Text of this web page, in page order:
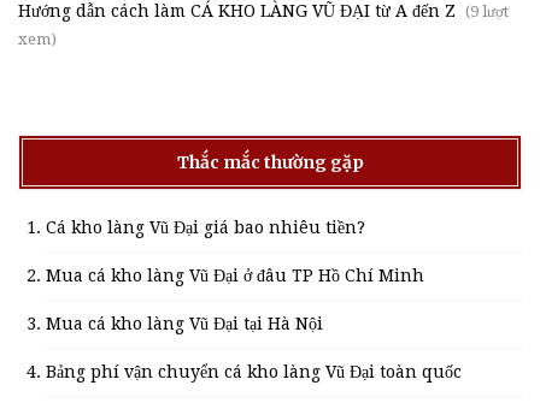
Hướng dẫn cách làm CÁ KHO LÀNG VŨ ĐẠI từ A đến Z (9 lượt
xem)
Thắc mắc thường gặp
Cá kho làng Vũ Đại giá bao nhiêu tiền?
Mua cá kho làng Vũ Đại ở đâu TP Hồ Chí Minh
Mua cá kho làng Vũ Đại tại Hà Nội
Bảng phí vận chuyển cá kho làng Vũ Đại toàn quốc